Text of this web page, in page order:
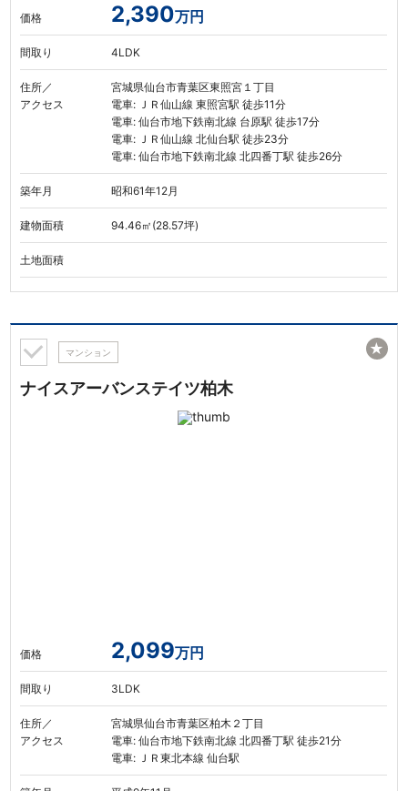
価格 2,390万円
間取り 4LDK
住所／
アクセス
宮城県仙台市青葉区東照宮１丁目
電車: ＪＲ仙山線 東照宮駅 徒歩11分
電車: 仙台市地下鉄南北線 台原駅 徒歩17分
電車: ＪＲ仙山線 北仙台駅 徒歩23分
電車: 仙台市地下鉄南北線 北四番丁駅 徒歩26分
築年月 昭和61年12月
建物面積 94.46㎡(28.57坪)
土地面積
マンション
ナイスアーバンステイツ柏木
価格 2,099万円
間取り 3LDK
住所／
アクセス
宮城県仙台市青葉区柏木２丁目
電車: 仙台市地下鉄南北線 北四番丁駅 徒歩21分
電車: ＪＲ東北本線 仙台駅
★